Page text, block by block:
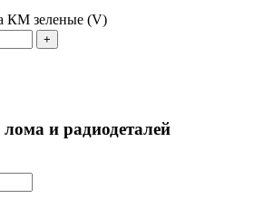
КМ зеленые (V)
и радиодеталей